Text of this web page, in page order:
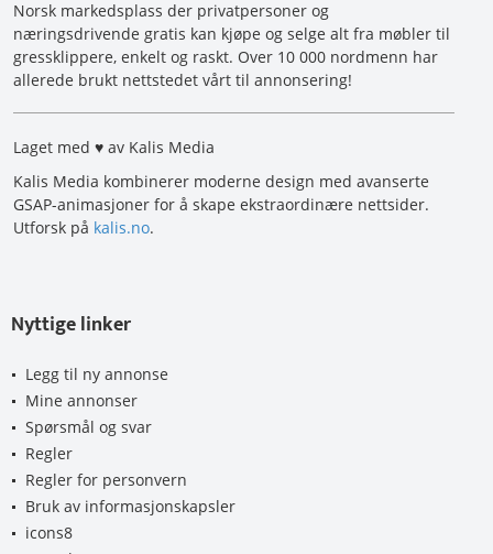
Norsk markedsplass der privatpersoner og
næringsdrivende gratis kan kjøpe og selge alt fra møbler til
gressklippere, enkelt og raskt. Over 10 000 nordmenn har
allerede brukt nettstedet vårt til annonsering!
Laget med ♥ av Kalis Media
Kalis Media kombinerer moderne design med avanserte
GSAP-animasjoner for å skape ekstraordinære nettsider.
Utforsk på kalis.no.
Nyttige linker
Legg til ny annonse
Mine annonser
Spørsmål og svar
Regler
Regler for personvern
Bruk av informasjonskapsler
icons8